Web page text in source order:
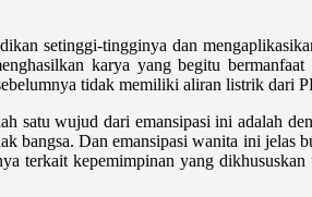
setinggi-tingginya dan
karya yang begitu bermanfaat
tidak memiliki aliran listrik dari
wujud dari emansipasi ini adalah
bangsa. Dan emansipasi wanita ini jelas
terkait kepemimpinan yang